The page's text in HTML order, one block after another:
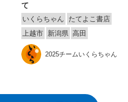
て
いくらちゃん
たてよこ書店
上越市
新潟県 高田
2025チームいくらちゃん